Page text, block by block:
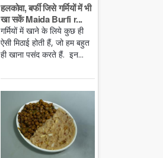
हलकोवा, बर्फी जिसे गर्मियों में भी
खा सकें Maida Burfi r...
गर्मियों में खाने के लिये कुछ ही
ऐसी मिठाई होती हैं, जो हम बहुत
ही खाना पसंद करते हैं. इन...